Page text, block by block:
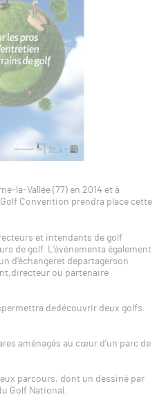
la-Vallée (77) en 2014 et à
Golf Convention prendra place cette
et intendants de golf
de golf. L’événementa également
d’échangeret departagerson
ou partenaire
dedécouvrir deux golfs
aménagés au cœur d’un parc de
parcours, dont un dessiné par
Golf National.